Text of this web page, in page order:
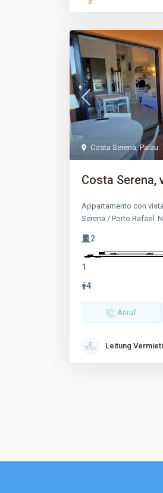
Costa Serena,Palau
Costa Serena,
Appartamento con
Serena / Porto Rafael.
2
1
4
Anruf
Leitung